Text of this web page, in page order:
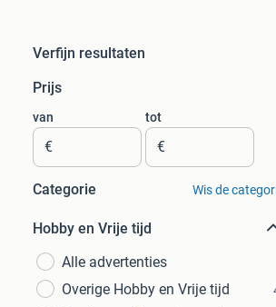
Verfijn resultaten
Prijs
van
€
tot
€
Categorie Wis de
Hobby en Vrije tijd
Alle advertenties
Overige Hobby en Vrije tijd